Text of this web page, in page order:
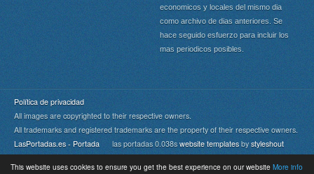
This website uses cookies to ensure you get the best experience on our website More info
economicos y locales del mismo dia
como archivo de dias anteriores. Se
hace seguido esfuerzo para incluir los
mas periodicos posibles.
Política de privacidad
All images are copyrighted to their respective owners.
All trademarks and registered trademarks are the property of their respective owners.
LasPortadas.es - Portada las portadas 0.038s website templates by styleshout